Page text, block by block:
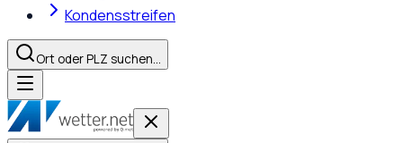
Kondensstreifen
Ort oder PLZ suchen…